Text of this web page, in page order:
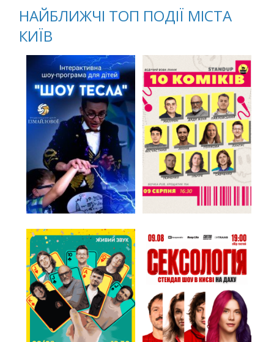
НАЙБЛИЖЧІ ТОП ПОДІЇ МІСТА
КИЇВ